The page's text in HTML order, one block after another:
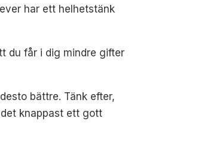
har ett helhetstänk
du får i dig mindre gifter
bättre. Tänk efter,
knappast ett gott